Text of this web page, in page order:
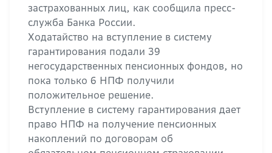
застрахованных лиц, как сообщила пресс-
служба Банка России.
Ходатайство на вступление в систему
гарантирования подали 39
негосударственных пенсионных фондов, но
пока только 6 НПФ получили
положительное решение.
Вступление в систему гарантирования дает
право НПФ на получение пенсионных
накоплений по договорам об